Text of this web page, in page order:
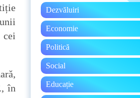
cei
în
Dezvăluiri
Economie
Politică
Social
Educație